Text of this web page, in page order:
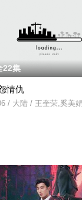
严肃认真是他的处
经济社会大发展为
22集
情仇
/ 大陆 / 王奎荣,奚美